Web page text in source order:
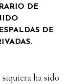
DE
DE
ha sido